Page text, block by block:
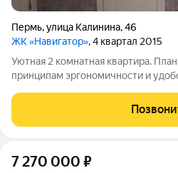
Пермь,улица Калинина,46
ЖК «Навигатор», 4 квартал 2015
Уютная 2 комнатная квартира.
принципам эргономичности и
качественный ремонт, поменяна
стеклопакеты.. - Общая площадь
7 270 000 ₽